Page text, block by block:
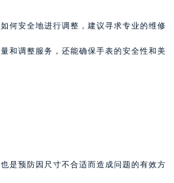
何安全地进行调整，建议寻求专业的维修
和调整服务，还能确保手表的安全性和美
是预防因尺寸不合适而造成问题的有效方